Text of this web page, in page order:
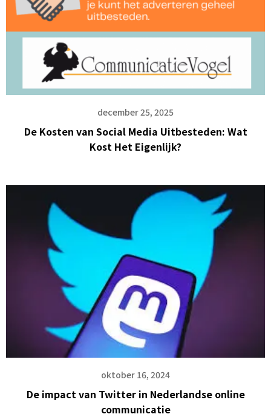
december 25, 2025
De Kosten van Social Media Uitbesteden: Wat
Kost Het Eigenlijk?
oktober 16, 2024
De impact van Twitter in Nederlandse online
communicatie